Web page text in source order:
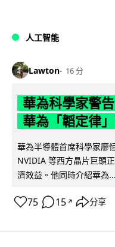
人工智能
Lawton 16 分
華為科學家警
華為「韜定律
華為半導體首席科學家廖
NVIDIA 等西方晶片巨頭
濟效益。他同時介紹華為...
75 15 ↗ 分享